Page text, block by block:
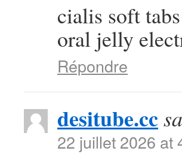
cialis soft
oral jelly
Répondre
desitube.cc
22 juillet 2026 at